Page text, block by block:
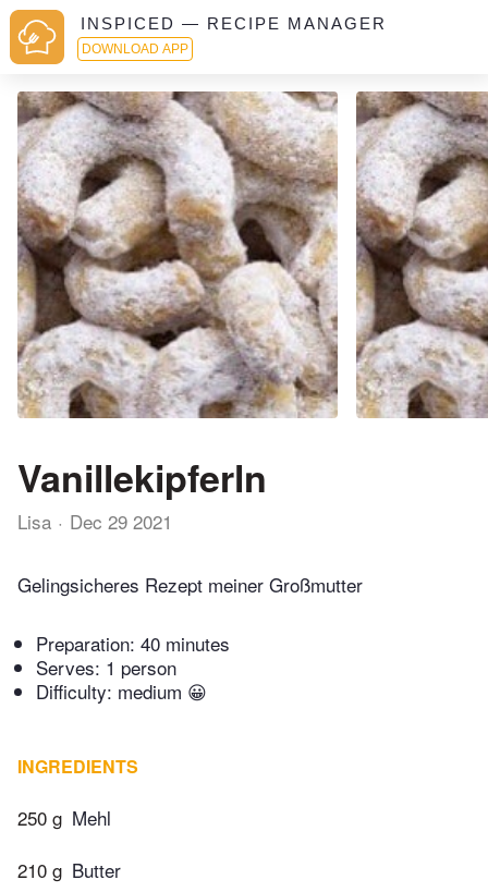
INSPICED — RECIPE MANAGER
DOWNLOAD APP
Vanillekipferln
Lisa Dec 29 2021
Gelingsicheres Rezept meiner Großmutter
Preparation: 40 minutes
Serves: 1 person
Difficulty: medium 😀
INGREDIENTS
250 g Mehl
210 g Butter